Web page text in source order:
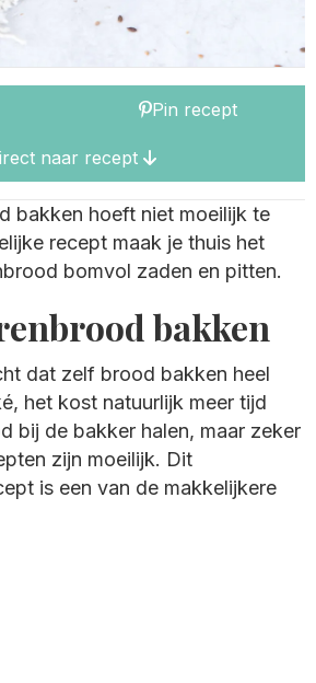
Pin recept
naar recept
bakken hoeft niet moeilijk te
recept maak je thuis het
bomvol zaden en pitten.
bakken
dat zelf brood bakken heel
het kost natuurlijk meer tijd
bij de bakker halen, maar zeker
zijn moeilijk. Dit
is een van de makkelijkere